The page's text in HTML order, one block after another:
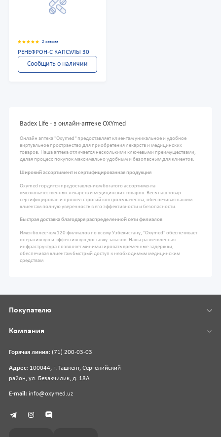
2 отзыва
РЕНЕФРОН-С КАПСУЛЫ 30
Сообщить о наличии
Badex Life - в онлайн-аптеке OXYmed
Онлайн аптека "Oxymed" предоставляет клиентам уникальное и удобное
виртуальное пространство для приобретения лекарств и медицинских
товаров. Наша аптека отличается несколькими ключевыми преимуществами,
делая процесс покупок максимально удобным и безопасным для клиентов.
Широкий ассортимент и сертифицированная продукция
Oxymed гордится предоставлением богатого ассортимента
высококачественных лекарств и медицинских товаров. Весь наш товар
сертифицирован и прошел строгий контроль качества, обеспечивая нашим
клиентам полную уверенность в его эффективности и безопасности.
Быстрая доставка благодаря распределенной сети филиалов
Имея более чем 120 филиалов по всему Узбекистану, "Oxymed" обеспечивает
оперативную и эффективную доставку заказов. Наша разветвленная
инфраструктура позволяет минимизировать временные задержки,
обеспечивая клиентам быстрый доступ к необходимым медицинским
средствам
Горячая линия: (71) 200-03-03
Адрес: 100044, г. Ташкент, Сергелийский
район, ул. Безакчилик, д. 18А
E-mail: info@oxymed.uz
Покупателю
Компания